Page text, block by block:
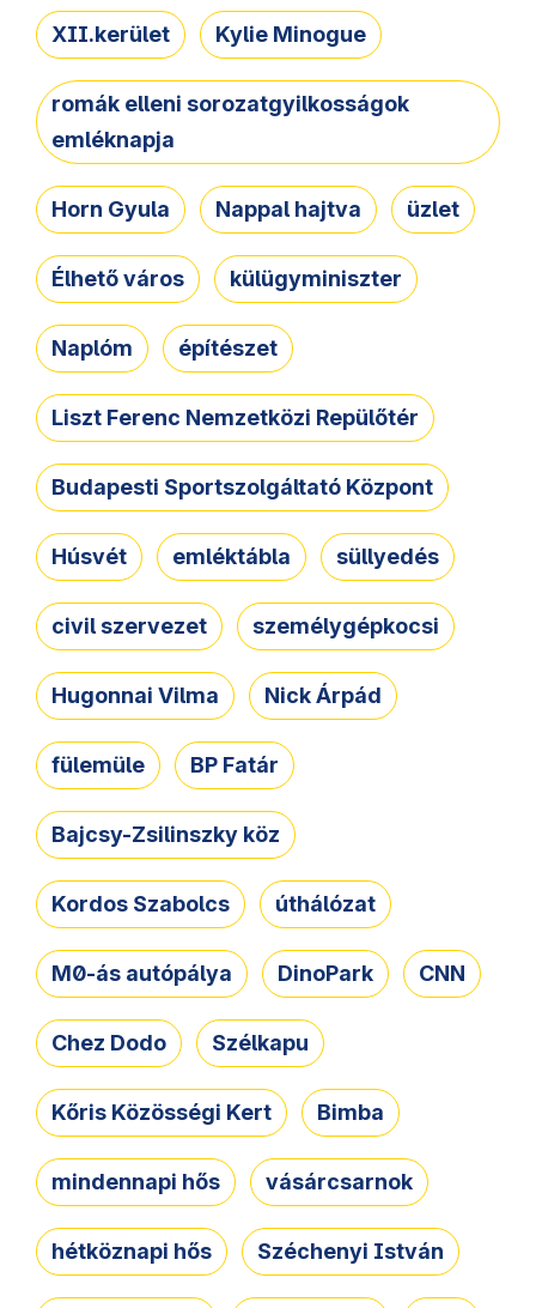
XII.kerület Kylie Minogue
romák elleni sorozatgyilkosságok
emléknapja
Horn Gyula Nappal hajtva üzlet
Élhető város külügyminiszter
Naplóm építészet
Liszt Ferenc Nemzetközi Repülőtér
Budapesti Sportszolgáltató Központ
Húsvét emléktábla süllyedés
civil szervezet személygépkocsi
Hugonnai Vilma Nick Árpád
fülemüle BP Fatár
Bajcsy-Zsilinszky köz
Kordos Szabolcs úthálózat
M0-ás autópálya DinoPark CNN
Chez Dodo Szélkapu
Kőris Közösségi Kert Bimba
mindennapi hős vásárcsarnok
hétköznapi hős Széchenyi István